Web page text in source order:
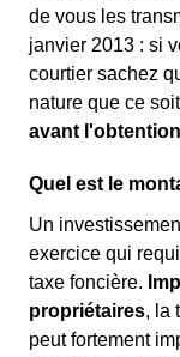
de vous les
janvier 2013 : si
courtier sachez
nature que ce
avant
Quel est le
Un
exercice qui
taxe foncière.
propriétaires, la
peut fortement